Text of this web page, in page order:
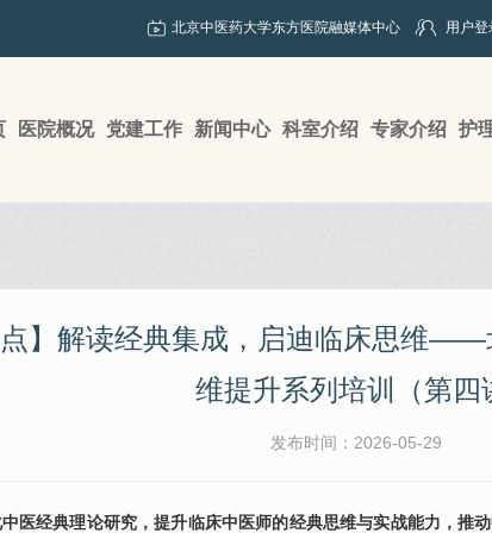
北京中医药大学东方医院融媒体中心 用户登
医院概况 党建工作 新闻中心 科室介绍 专家介绍 护
】解读经典集成，启迪临床思维——
维提升系列培训（第四
发布时间：2026-05-29
医经典理论研究，提升临床中医师的经典思维与实战能力，推